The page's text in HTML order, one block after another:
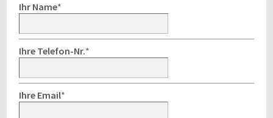
Ihr Name*
Ihre Telefon-Nr.*
Ihre Email*